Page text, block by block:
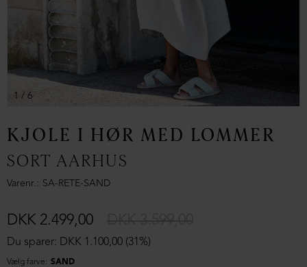
1 / 6
KJOLE I HØR MED LOMMER
SORT AARHUS
Varenr. SA-RETE-SAND
Du sparer: DKK 1.100,00 (31%)
DKK 2.499,00
Vælg farve: SAND